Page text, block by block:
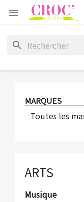

search
MARQUES
Toutes les
ARTS
Musique